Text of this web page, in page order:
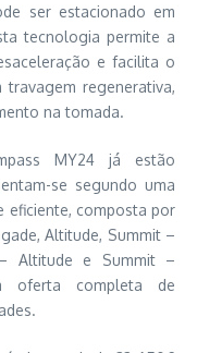
ser estacionado em
tecnologia permite a
e facilita o
regenerativa,
na tomada.
MY24 já estão
se segundo uma
eficiente, composta por
Altitude, Summit –
Altitude e Summit –
oferta completa de